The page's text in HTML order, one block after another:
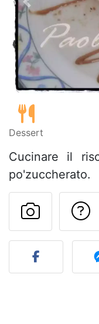
Precedente
Dessert
Cucinare il
po'zuccherato.